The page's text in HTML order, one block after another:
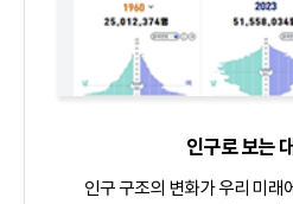
인구로 보는
인구 구조의 변화가 우리 미래